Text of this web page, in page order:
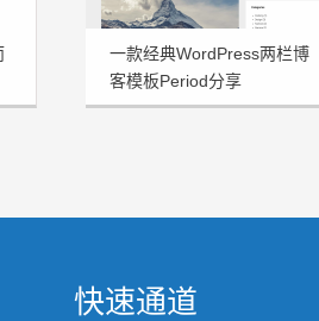
一款经典WordPress两栏博
客模板Period分享
快速通道